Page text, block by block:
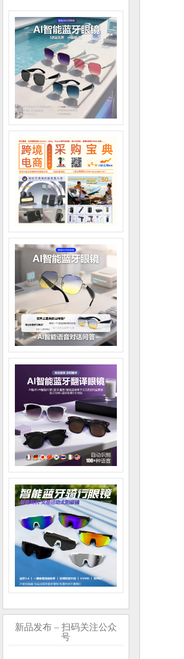
新品发布 – 扫码关注公众
号